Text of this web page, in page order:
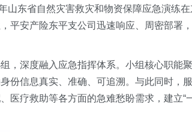
山东省自然灾害救灾和物资保障应急演练在
平安产险东平支公司迅速响应、周密部署，
，深度融入应急指挥体系。小组核心职能聚
份信息真实、准确、可追溯。与此同时，服
医疗救助等各方面的急难愁盼需求，建立“